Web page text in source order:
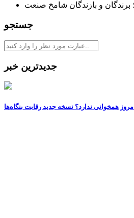
و بازندگان شامخ صنعت
جستجو
جدیدترین خبر
همخوانی ندارد؟ نسخه جدید رقابت‌ بنگاه‌ها